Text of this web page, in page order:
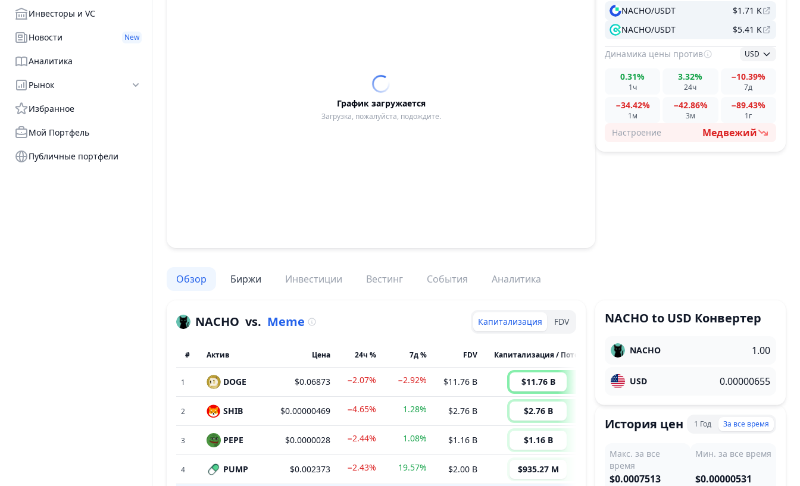
Инвесторы и VC
Новости New
Аналитика
Рынок
Избранное
Мой Портфель
Публичные портфели
График загружается
Загрузка, пожалуйста, подождите.
NACHO/USDT
$1.71 K
NACHO/USDT
$5.41 K
Динамика цены против USD
1ч
0.31%
24ч
3.32%
7д
−10.39%
1м
−34.42%
3м
−42.86%
1г
−89.43%
Настроение Медвежий
Обзор Биржи Инвестиции Вестинг События Аналитика
NACHO vs. Meme Капитализация FDV
# Актив Цена 24ч % 7д % FDV
1 DOGE $0.06873 −2.07% −2.92% $11.76 B $11.76 B x
2 SHIB $0.00000469 −4.65% 1.28% $2.76 B $2.76 B
3 PEPE $0.0000028 −2.44% 1.08% $1.16 B $1.16 B
4 PUMP $0.002373 −2.43% 19.57% $2.00 B $935.27 M
NACHO to USD Конвертер
NACHO
USD
История цен 1 Год За все время
Макс. за все
время
$0.0007513
Мин. за все время
$0.00000531